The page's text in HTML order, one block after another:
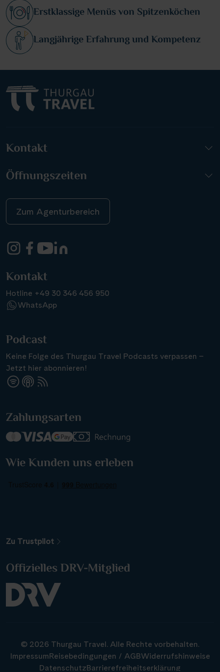
Erstklassige Menüs von Spitzenköchen
Langjährige Erfahrung und Kompetenz
Kontakt
Öffnungszeiten
Zum Agenturbereich
Kontakt
Hotline +49 30 346 456 950
WhatsApp
Podcast
Keine Folge des Thurgau Travel Podcasts verpassen –
Jetzt hier abonnieren!
Zahlungsarten
Wie Kunden uns erleben
Zu Trustpilot
Offizielles DRV-Mitglied
© 2026 Thurgau Travel. Alle Rechte vorbehalten.
ImpressumReisebedingungen / AGBWiderrufshinweise
DatenschutzBarrierefreiheitserklärung
Suchen & Buchen
Reisezeitraum
Reisethema
Alle Sehenswürdigkeiten
Abfahrtshafen